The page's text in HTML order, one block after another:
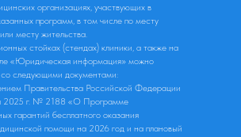
организациях, участвующих в
программ, в том числе по месту
месту жительства.
стойках (стендах) клиники, а также на
«Юридическая информация» можно
со следующими документами:
Правительства Российской Федерации
2025 г. № 2188 «О Программе
гарантий бесплатного оказания
помощи на 2026 год и на плановый